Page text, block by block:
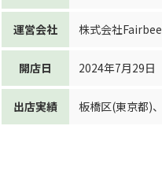
運営会社 株式会社Fairbee
開店日 2024年7月29日
出店実績 板橋区(東京都)、